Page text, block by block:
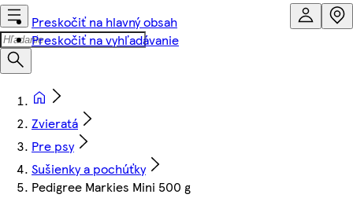
Preskočiť na hlavný obsah
Preskočiť na vyhľadávanie
Zvieratá
Pre psy
Sušienky a pochúťky
Pedigree Markies Mini 500 g